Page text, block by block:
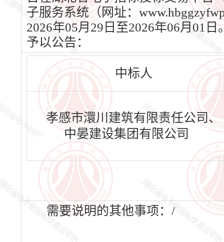
子服务系统（网址：
2026年05月29日至2026年06月01
予以公告：
中标人
孝感市澴川建筑有限责任公司、
中晏建设集团有限公司
需要说明的其他事项：/